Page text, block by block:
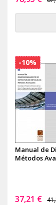
Manual de
Métodos
37,21 €
-10%